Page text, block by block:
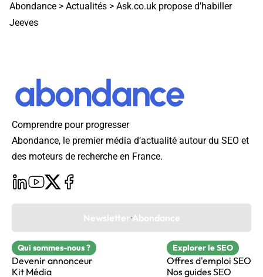
Abondance > Actualités > Ask.co.uk propose d’habiller
Jeeves
Comprendre pour progresser
Abondance, le premier média d’actualité autour du SEO et
des moteurs de recherche en France.
Newsletter Abondance
Qui sommes-nous ?
Devenir annonceur
Kit Média
Explorer le SEO
Offres d'emploi SEO
Nos guides SEO